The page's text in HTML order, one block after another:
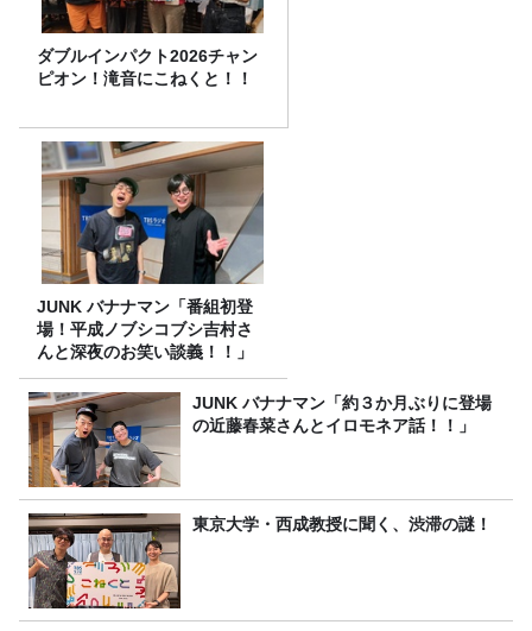
ダブルインパクト2026チャン
ピオン！滝音にこねくと！！
JUNK バナナマン「番組初登
場！平成ノブシコブシ吉村さ
んと深夜のお笑い談義！！」
JUNK バナナマン「約３か月ぶりに登場
の近藤春菜さんとイロモネア話！！」
東京大学・西成教授に聞く、渋滞の謎！